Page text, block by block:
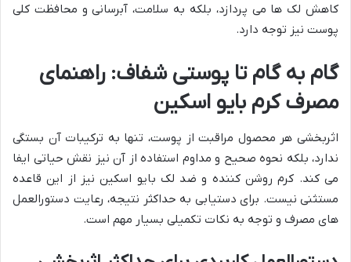
کاهش لک ها می پردازد، بلکه به سلامت، آبرسانی و محافظت کلی
پوست نیز توجه دارد.
گام به گام تا پوستی شفاف: راهنمای
مصرف کرم بایو اسکین
اثربخشی هر محصول مراقبت از پوست، تنها به ترکیبات آن بستگی
ندارد، بلکه نحوه صحیح و مداوم استفاده از آن نیز نقش حیاتی ایفا
می کند. کرم روشن کننده و ضد لک بایو اسکین نیز از این قاعده
مستثنی نیست. برای دستیابی به حداکثر نتیجه، رعایت دستورالعمل
های مصرف و توجه به نکات تکمیلی بسیار مهم است.